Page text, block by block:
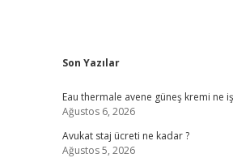
Sidebar
Son Yazılar
Eau thermale avene güneş kremi ne
Ağustos 6, 2026
Avukat staj ücreti ne kadar ?
Ağustos 5, 2026